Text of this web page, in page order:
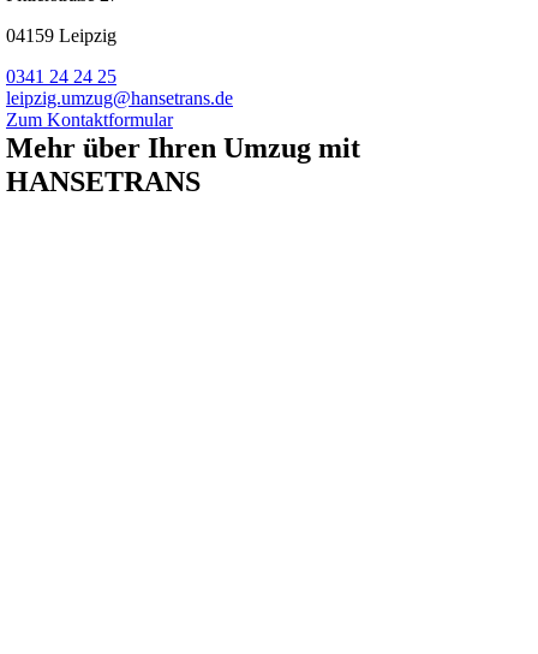
04159 Leipzig
0341 24 24 25
leipzig.umzug@hansetrans.de
Zum Kontaktformular
Mehr über Ihren Umzug mit
HANSETRANS